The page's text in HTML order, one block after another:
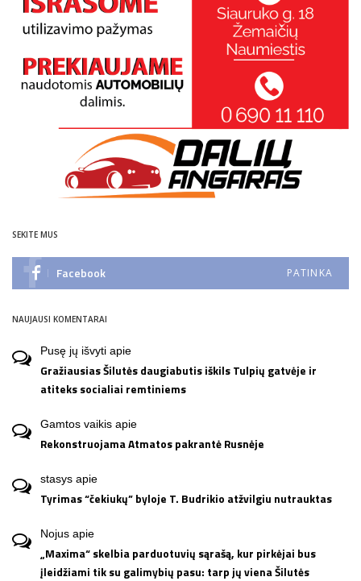
SEKITE MUS
Facebook PATINKA
NAUJAUSI KOMENTARAI
Pusę jų išvyti apie
Gražiausias Šilutės daugiabutis iškils Tulpių gatvėje ir
atiteks socialiai remtiniems
Gamtos vaikis apie
Rekonstruojama Atmatos pakrantė Rusnėje
stasys apie
Tyrimas “čekiukų” byloje T. Budrikio atžvilgiu nutrauktas
Nojus apie
„Maxima“ skelbia parduotuvių sąrašą, kur pirkėjai bus
įleidžiami tik su galimybių pasu: tarp jų viena Šilutės